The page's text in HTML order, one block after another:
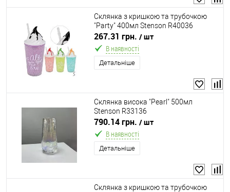
Склянка з кришкою та трубочкою
"Party" 400мл Stenson R40036
267.31 грн. / шт
В наявності
Детальніше
Склянка висока "Pearl" 500мл
Stenson R33136
790.14 грн. / шт
В наявності
Детальніше
Склянка з кришкою та трубочкою